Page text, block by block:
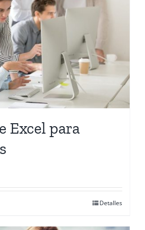
Excel para
Detalles